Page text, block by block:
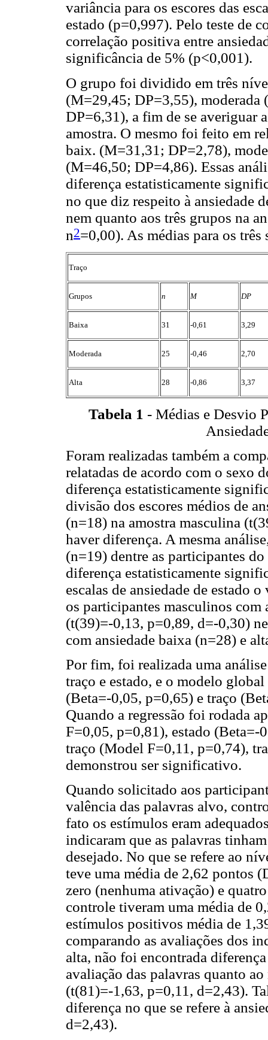
variância para os escores das
estado (p=0,997). Pelo teste de
correlação positiva entre
significância de 5% (p<0,001).
O grupo foi dividido em três
(M=29,45; DP=3,55),
DP=6,31), a fim de se averiguar
amostra. O mesmo foi feito em
baix. (M=31,31; DP=2,78),
(M=46,50; DP=4,86). Essas
diferença estatisticamente
no que diz respeito à ansiedade
nem quanto aos três grupos na
n2=0,00). As médias para os três
Traço
Grupos n M DP
Baixa 31 -0,61 3,29
Moderada 25 -0,46 2,70
Alta 28 -0,86 3,37
Tabela 1 - Médias e Desvio
Foram realizadas também a
relatadas de acordo com o sexo
diferença estatisticamente
divisão dos escores médios de
(n=18) na amostra masculina
haver diferença. A mesma
(n=19) dentre as participantes
diferença estatisticamente
escalas de ansiedade de estado
os participantes masculinos
(t(39)=-0,13, p=0,89, d=-0,30)
com ansiedade baixa (n=28) e
Por fim, foi realizada uma
traço e estado, e o modelo
(Beta=-0,05, p=0,65) e traço
Quando a regressão foi rodada
F=0,05, p=0,81), estado (Beta=-
traço (Model F=0,11, p=0,74),
demonstrou ser significativo.
Quando solicitado aos
valência das palavras alvo,
fato os estímulos eram
indicaram que as palavras
desejado. No que se refere ao
teve uma média de 2,62 pontos
zero (nenhuma ativação) e
controle tiveram uma média de
estímulos positivos média de
comparando as avaliações dos
alta, não foi encontrada
avaliação das palavras quanto
(t(81)=-1,63, p=0,11, d=2,43).
diferença no que se refere à
d=2,43).